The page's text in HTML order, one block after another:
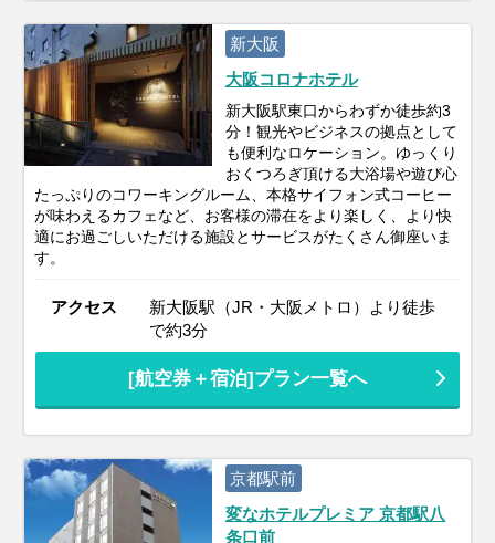
新大阪
大阪コロナホテル
新大阪駅東口からわずか徒歩約3
分！観光やビジネスの拠点として
も便利なロケーション。ゆっくり
おくつろぎ頂ける大浴場や遊び心
たっぷりのコワーキングルーム、本格サイフォン式コーヒー
が味わえるカフェなど、お客様の滞在をより楽しく、より快
適にお過ごしいただける施設とサービスがたくさん御座いま
す。
アクセス
新大阪駅（JR・大阪メトロ）より徒歩
で約3分
[航空券＋宿泊]プラン一覧へ
京都駅前
変なホテルプレミア 京都駅八
条口前